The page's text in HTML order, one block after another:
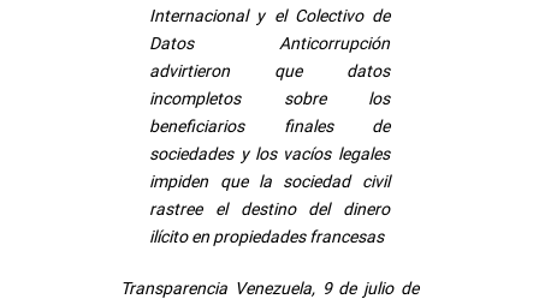
Internacional y el Colectivo de
Datos Anticorrupción
advirtieron que datos
incompletos sobre los
beneficiarios finales de
sociedades y los vacíos legales
impiden que la sociedad civil
rastree el destino del dinero
ilícito en propiedades francesas
Transparencia Venezuela, 9 de julio de